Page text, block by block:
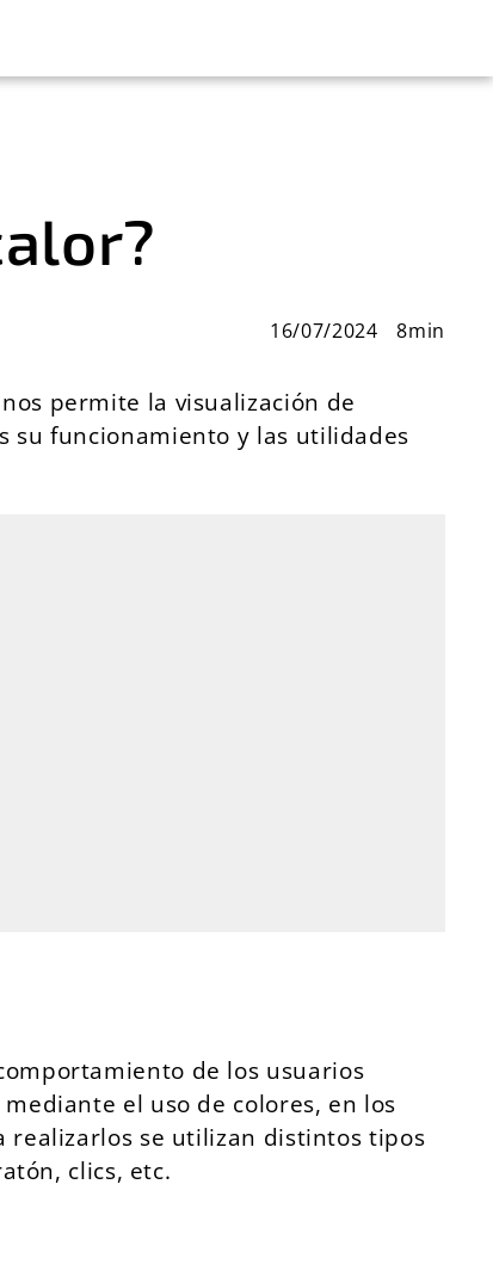
8min
16/07/2024
permite la visualización de
su funcionamiento y las utilidades
de los usuarios
el uso de colores, en los
realizarlos se utilizan distintos tipos
clics, etc.